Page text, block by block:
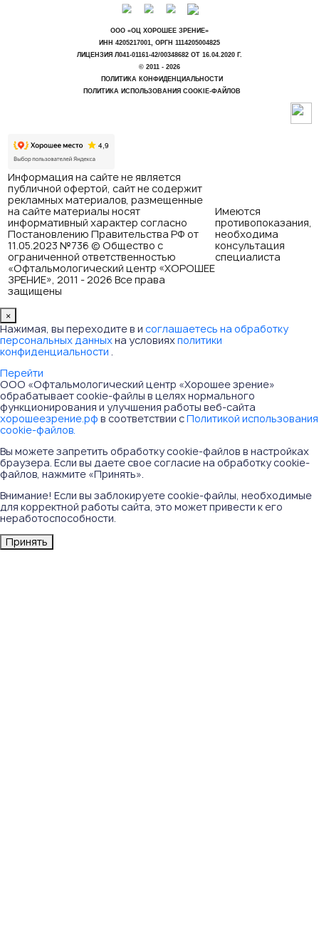
ООО «ОЦ ХОРОШЕЕ ЗРЕНИЕ»
ИНН 4205217001, ОРГН 1114205004825
ЛИЦЕНЗИЯ Л041-01161-42/00348682 ОТ 16.04.2020 Г.
© 2011 - 2026
ПОЛИТИКА КОНФИДЕНЦИАЛЬНОСТИ
ПОЛИТИКА ИСПОЛЬЗОВАНИЯ COOKIE-ФАЙЛОВ
Информация на сайте не является
публичной офертой, сайт не содержит
рекламных материалов, размещенные
на сайте материалы носят
информативный характер согласно
Постановлению Правительства РФ от
11.05.2023 №736 © Общество с
ограниченной ответственностью
«Офтальмологический центр «ХОРОШЕЕ
ЗРЕНИЕ», 2011 - 2026 Все права
защищены
Имеются
противопоказания,
необходима
консультация
специалиста
×
Нажимая, вы переходите в и соглашаетесь на обработку
персональных данныхна условияхполитики
конфиденциальности .
Перейти
ООО «Офтальмологический центр «Хорошее зрение»
обрабатывает cookie-файлы в целях нормального
функционирования и улучшения работы веб-сайта
хорошеезрение.рф в соответствии сПолитикой использования
cookie-файлов.
Вы можете запретить обработку cookie-файлов в настройках
браузера. Если вы даете свое согласие на обработку cookie-
файлов, нажмите «Принять».
Внимание! Если вы заблокируете cookie-файлы, необходимые
для корректной работы сайта, это может привести к его
неработоспособности.
Принять